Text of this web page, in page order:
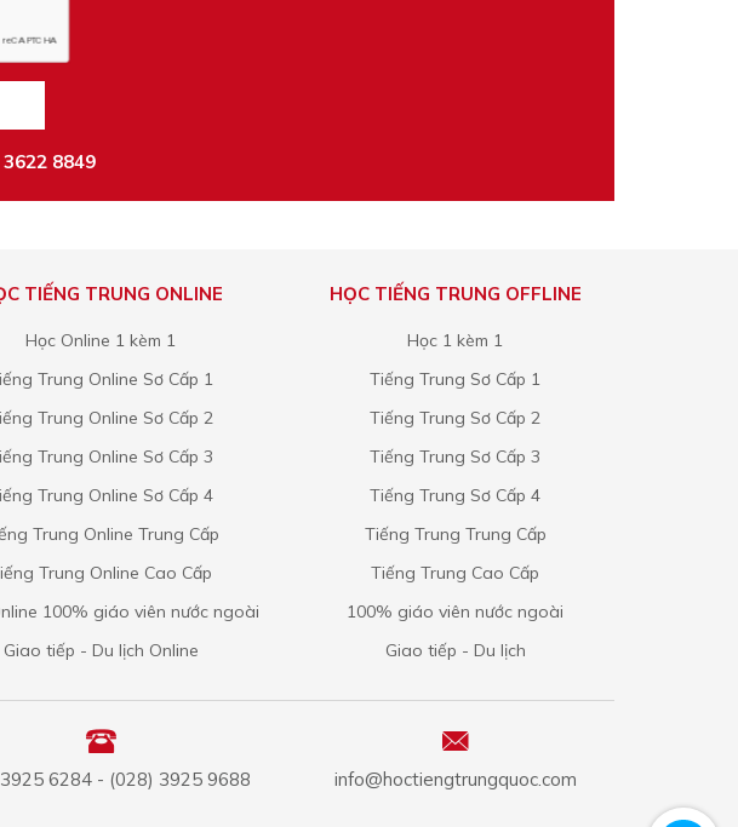
8849
TIẾNG TRUNG ONLINE
Học Online 1 kèm 1
Trung Online Sơ Cấp 1
Trung Online Sơ Cấp 2
Trung Online Sơ Cấp 3
Trung Online Sơ Cấp 4
Trung Online Trung Cấp
Trung Online Cao Cấp
100% giáo viên nước ngoài
Giao tiếp - Du lịch Online
HỌC TIẾNG TRUNG OFFLINE
Học 1 kèm 1
Tiếng Trung Sơ Cấp 1
Tiếng Trung Sơ Cấp 2
Tiếng Trung Sơ Cấp 3
Tiếng Trung Sơ Cấp 4
Tiếng Trung Trung Cấp
Tiếng Trung Cao Cấp
100% giáo viên nước ngoài
Giao tiếp - Du lịch
6284 - (028) 3925 9688 info@hoctiengtrungquoc.com